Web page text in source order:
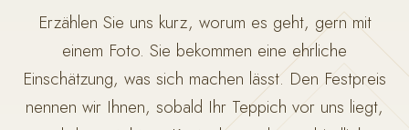
Erzählen Sie uns kurz, worum es geht, gern mit
einem Foto. Sie bekommen eine ehrliche
Einschätzung, was sich machen lässt. Den Festpreis
nennen wir Ihnen, sobald Ihr Teppich vor uns liegt,